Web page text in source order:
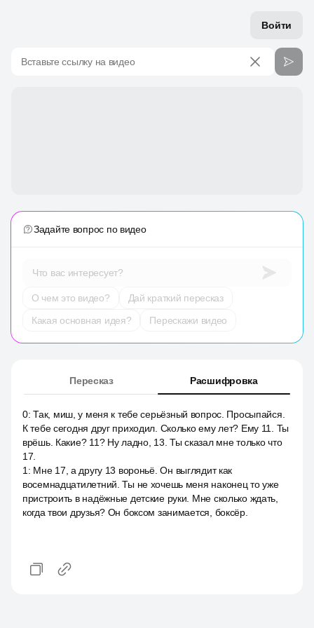
Войти
Вставьте ссылку на видео
Задайте вопрос по видео
Что вас интересует?
О чем это видео?
Дай краткий пересказ
Какая основная идея?
Перескажи видео
Пересказ Расшифровка
0:Так, миш, у меня к тебе серьёзный вопрос. Просыпайся.
К тебе сегодня друг приходил. Сколько ему лет? Ему 11. Ты
врёшь. Какие? 11? Ну ладно, 13. Ты сказал мне только что
17.
1 : Мне 17, а другу 13 вороньё. Он выглядит как
восемнадцатилетний. Ты не хочешь меня наконец то уже
пристроить в надёжные детские руки. Мне сколько ждать,
когда твои друзья? Он боксом занимается, боксёр.